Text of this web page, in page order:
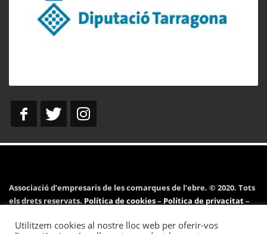
Associació d’empresaris de les comarques de l’ebre. © 2020. Tots
els drets reservats. Política de cookies– Política de privacitat–
Utilitzem cookies al nostre lloc web per oferir-vos